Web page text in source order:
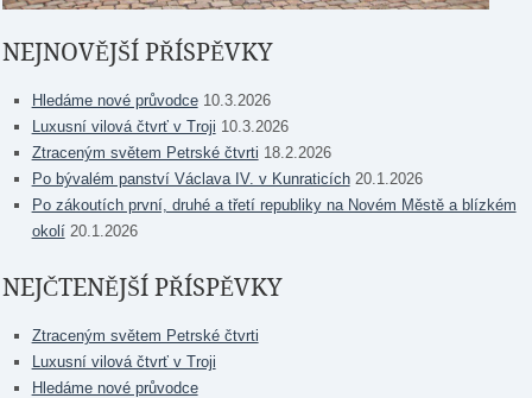
NEJNOVĚJŠÍ PŘÍSPĚVKY
Hledáme nové průvodce 10.3.2026
Luxusní vilová čtvrť v Troji 10.3.2026
Ztraceným světem Petrské čtvrti 18.2.2026
Po bývalém panství Václava IV. v Kunraticích 20.1.2026
Po zákoutích první, druhé a třetí republiky na Novém Městě a blízkém
okolí 20.1.2026
NEJČTENĚJŠÍ PŘÍSPĚVKY
Ztraceným světem Petrské čtvrti
Luxusní vilová čtvrť v Troji
Hledáme nové průvodce